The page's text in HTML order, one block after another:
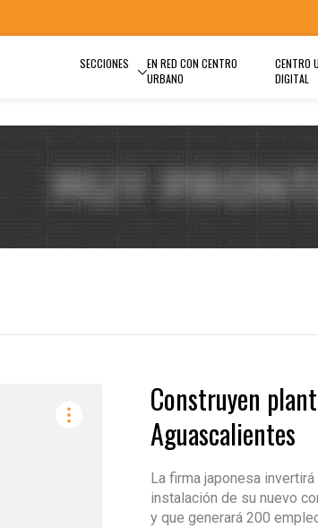
SECCIONES
EN RED CON CENTRO
URBANO
CENTRO
DIGITAL
Construyen
Aguascalientes
La firma japonesa
instalación de su nuevo
y que generará 200